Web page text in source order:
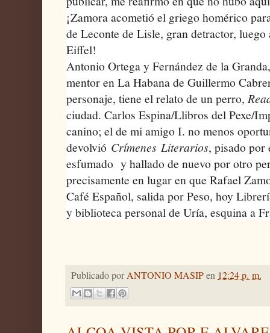
¡Zamora acometió el griego homérico
de Leconte de Lisle, gran detractor,
Eiffel!
Antonio Ortega y Fernández de la
mentor en La Habana de Guillermo
personaje, tiene el relato de un perro,
ciudad. Carlos Espina/Llibros del Pexe/
canino; el de mi amigo I. no menos
devolvió Crímenes Literarios, pisado por
esfumado y hallado de nuevo por otro
precisamente en lugar en que Rafael
Café Español, salida por Peso, hoy
y biblioteca personal de Uría, esquina a
Publicado porANTONIO MASIPen 12:24 p. m.